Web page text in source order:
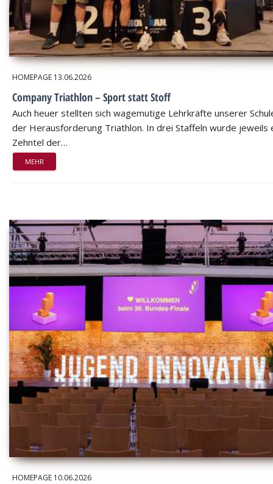
HOMEPAGE 13.06.2026
Company Triathlon – Sport statt Stoff
Auch heuer stellten sich wagemutige Lehrkräfte unserer
der Herausforderung Triathlon. In drei Staffeln wurde jeweils
Zehntel der…
MEHR
HOMEPAGE 10.06.2026